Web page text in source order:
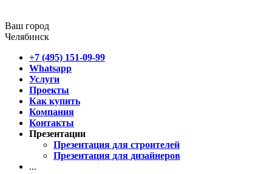
Ваш город
Челябинск
+7 (495) 151-09-99
Whatsapp
Услуги
Проекты
Как купить
Компания
Контакты
Презентации
Презентация для строителей
Презентация для дизайнеров
...